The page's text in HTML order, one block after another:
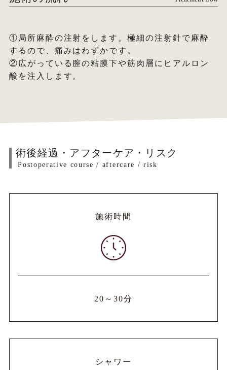
①局所麻酔の注射をします。極細の注射針で麻酔
するので、痛みはわずかです。
②広がっている膣の粘膜下や筋肉層にヒアルロン
酸を注入します。
術後経過・アフターケア・リスク
Postoperative course / aftercare / risk
施術時間
20～30分
シャワー